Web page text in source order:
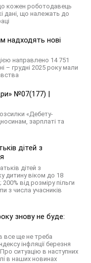
кожен роботодавець
дані, що належать до
надходять нові
направлено 14 751
– грудні 2025 року мали
№07(177) |
«Дебету-
зарплаті та
дітей з
дітей з
дитину віком до 18
200% від розміру пільги
з числа учасників
знову не буде:
все ще не треба
інфляції березня
ситуацію в наступних
в наших новинах